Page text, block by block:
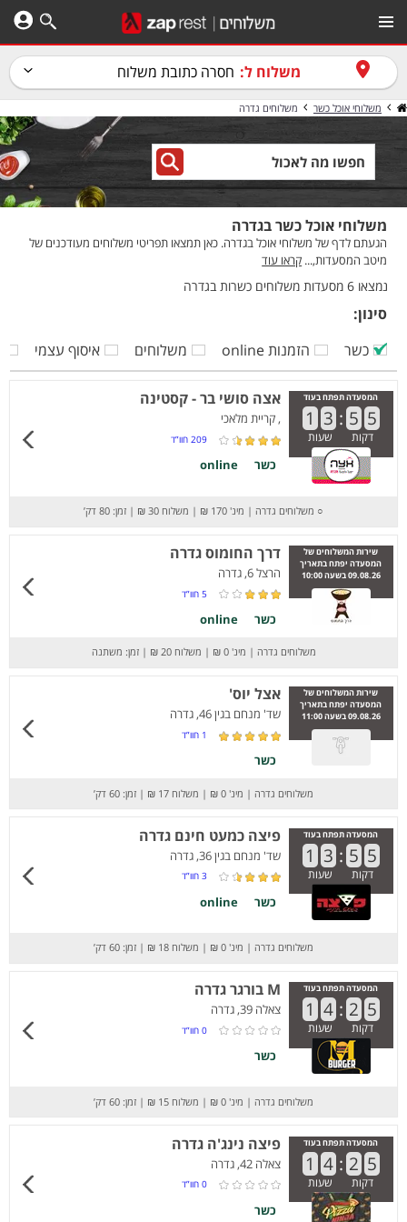
משלוח ל: חסרה כתובת משלוח
משלוחי אוכל כשר משלוחים גדרה
משלוחי אוכל כשר בגדרה
הגעתם לדף של משלוחי אוכל בגדרה. כאן תמצאו תפריטי משלוחים מעודכנים של
מיטב המסעדות,... קראו עוד
נמצאו 6 מסעדות משלוחים כשרות בגדרה
סינון:
כשר
הזמנות online משלוחים איסוף עצמי
המסעדה תפתח בעוד
1 3 : 5 5
דקות שעות
אצה סושי בר - קסטינה
, קריית מלאכי
209 חוו”ד
כשר online
○ משלוחים גדרה | מינ' 170 ₪ | משלוח 30 ₪ | זמן: 80 דק’
שירות המשלוחים של
המסעדה יפתח בתאריך
09.08.26 בשעה 10:00
דרך החומוס גדרה
הרצל 6, גדרה
5 חוו”ד
כשר online
משלוחים גדרה | מינ' 0 ₪ | משלוח 20 ₪ | זמן: משתנה
שירות המשלוחים של
המסעדה יפתח בתאריך
09.08.26 בשעה 11:00
אצל יוס'
שד' מנחם בגין 46, גדרה
1 חוו”ד
כשר
משלוחים גדרה | מינ' 0 ₪ | משלוח 17 ₪ | זמן: 60 דק’
המסעדה תפתח בעוד
1 3 : 5 5
דקות שעות
פיצה כמעט חינם גדרה
שד' מנחם בגין 36, גדרה
3 חוו”ד
כשר online
משלוחים גדרה | מינ' 0 ₪ | משלוח 18 ₪ | זמן: 60 דק’
המסעדה תפתח בעוד
1 4 : 2 5
דקות שעות
M בורגר גדרה
צאלה 39, גדרה
0 חוו”ד
כשר
משלוחים גדרה | מינ' 0 ₪ | משלוח 15 ₪ | זמן: 60 דק’
המסעדה תפתח בעוד
1 4 : 2 5
דקות שעות
פיצה נינג'ה גדרה
צאלה 42, גדרה
0 חוו”ד
כשר